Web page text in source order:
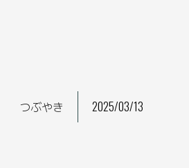
つぶやき 2025/03/13